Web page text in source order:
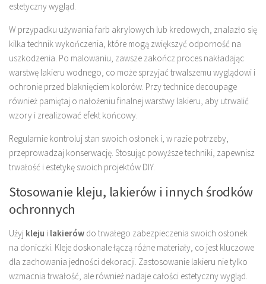
estetyczny wygląd.
W przypadku używania farb akrylowych lub kredowych, znalazło się
kilka technik wykończenia, które mogą zwiększyć odporność na
uszkodzenia. Po malowaniu, zawsze zakończ proces nakładając
warstwę lakieru wodnego, co może sprzyjać trwalszemu wyglądowi i
ochronie przed blaknięciem kolorów. Przy technice decoupage
również pamiętaj o nałożeniu finalnej warstwy lakieru, aby utrwalić
wzory i zrealizować efekt końcowy.
Regularnie kontroluj stan swoich osłonek i, w razie potrzeby,
przeprowadzaj konserwację. Stosując powyższe techniki, zapewnisz
trwałość i estetykę swoich projektów DIY.
Stosowanie kleju, lakierów i innych środków
ochronnych
Użyj kleju i lakierów do trwałego zabezpieczenia swoich osłonek
na doniczki. Kleje doskonale łączą różne materiały, co jest kluczowe
dla zachowania jedności dekoracji. Zastosowanie lakieru nie tylko
wzmacnia trwałość, ale również nadaje całości estetyczny wygląd.